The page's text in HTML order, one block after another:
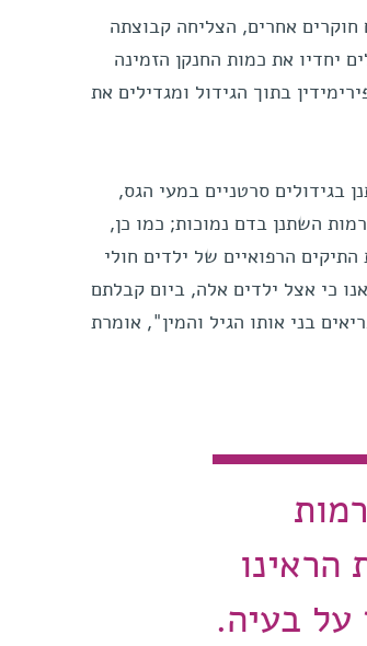
אחרים, הצליחה קבוצתה
יחדיו את כמות החנקן הזמינה
בתוך הגידול ומגדילים את
בגידולים סרטניים במעי הגס,
השתנן בדם נמוכות; כמו כן,
הרפואיים של ילדים חולי
כי אצל ילדים אלה, ביום קבלתם
בני אותו הגיל והמין", אומרת
הראינו
על בעיה.